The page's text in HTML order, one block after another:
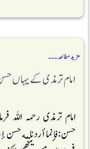
امام ترمذی کے یہاں
امام ترمذی رحمہ اللہ
مزید مطالعہ ۔۔۔